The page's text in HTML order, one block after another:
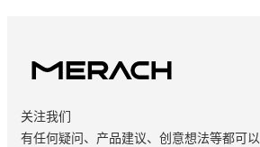
关注我们
有任何疑问、产品建议、创意想法等都可以